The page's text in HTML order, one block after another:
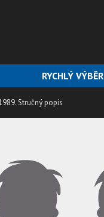
RYCHLÝ VÝBĚR
Stručný popis